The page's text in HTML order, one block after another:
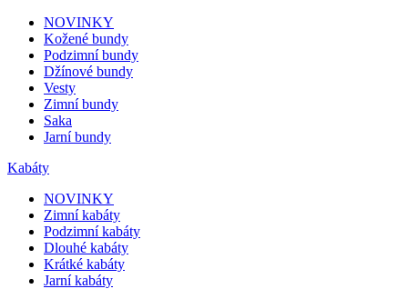
NOVINKY
Kožené bundy
Podzimní bundy
Džínové bundy
Vesty
Zimní bundy
Saka
Jarní bundy
Kabáty
NOVINKY
Zimní kabáty
Podzimní kabáty
Dlouhé kabáty
Krátké kabáty
Jarní kabáty